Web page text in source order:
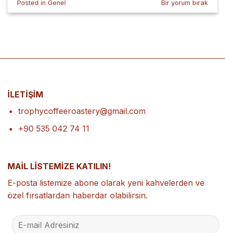
Posted inGenel Bir yorum bırak
İLETİŞİM
trophycoffeeroastery@gmail.com
+90 535 042 74 11
MAİL LİSTEMİZE KATILIN!
E-posta listemize abone olarak yeni kahvelerden ve
özel fırsatlardan haberdar olabilirsin.